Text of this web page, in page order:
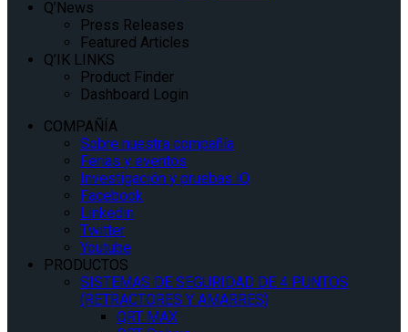
Q’News
Press Releases
Featured Articles
Q’IK LINKS
Product Finder
Dashboard Login
COMPAÑÍA
Sobre nuestra compañía
Ferias y eventos
Investigación y pruebas iQ
Facebook
Linkedin
Twitter
Youtube
PRODUCTOS
SISTEMAS DE SEGURIDAD DE 4 PUNTOS
(RETRACTORES Y AMARRES)
QRT MAX